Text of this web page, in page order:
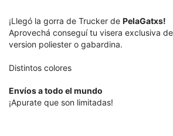
¡Llegó la gorra de Trucker de PelaGatxs!
Aprovechá conseguí tu visera exclusiva
version poliester o gabardina.
Distintos colores
Envíos a todo el mundo
¡Apurate que son limitadas!